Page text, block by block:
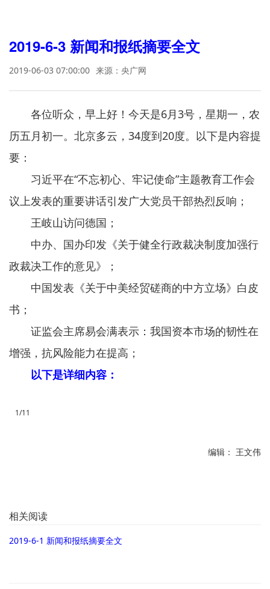
2019-6-3 新闻和报纸摘要全文
2019-06-03 07:00:00 来源：央广网
各位听众，早上好！今天是6月3号，星期一，农
历五月初一。北京多云，34度到20度。以下是内容提
要：
习近平在“不忘初心、牢记使命”主题教育工作会
议上发表的重要讲话引发广大党员干部热烈反响；
王岐山访问德国；
中办、国办印发《关于健全行政裁决制度加强行
政裁决工作的意见》；
中国发表《关于中美经贸磋商的中方立场》白皮
书；
证监会主席易会满表示：我国资本市场的韧性在
增强，抗风险能力在提高；
以下是详细内容：
1/11
编辑： 王文伟
相关阅读
2019-6-1 新闻和报纸摘要全文